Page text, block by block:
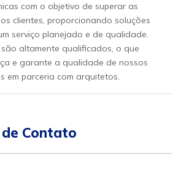
com o objetivo de superar as
clientes, proporcionando soluções
serviço planejado e de qualidade.
altamente qualificados, o que
e garante a qualidade de nossos
em parceria com arquitetos.
Contato